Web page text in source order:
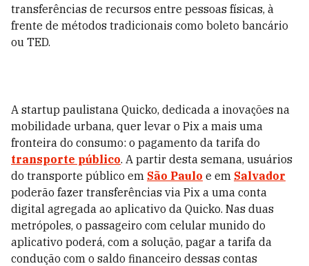
transferências de recursos entre pessoas físicas, à
frente de métodos tradicionais como boleto bancário
ou TED.
A startup paulistana Quicko, dedicada a inovações na
mobilidade urbana, quer levar o Pix a mais uma
fronteira do consumo: o pagamento da tarifa do
transporte público. A partir desta semana, usuários
do transporte público em São Paulo e em Salvador
poderão fazer transferências via Pix a uma conta
digital agregada ao aplicativo da Quicko. Nas duas
metrópoles, o passageiro com celular munido do
aplicativo poderá, com a solução, pagar a tarifa da
condução com o saldo financeiro dessas contas